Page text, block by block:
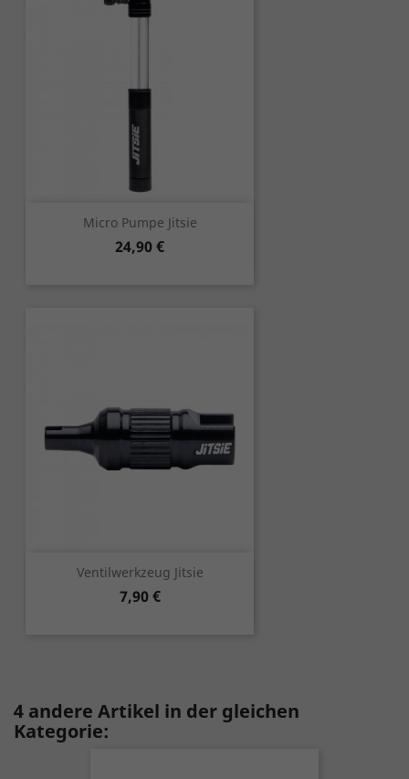
Micro Pumpe Jitsie
Preis
24,90 €
Ventilwerkzeug Jitsie
Preis
7,90 €
4 andere Artikel in der gleichen
Kategorie: